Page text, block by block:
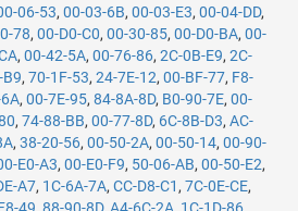
06-53,00-03-6B,00-03-E3,00-04-DD,
78,00-D0-C0,00-30-85,00-D0-BA,00-
,00-42-5A,00-76-86,2C-0B-E9,2C-
,70-1F-53,24-7E-12,00-BF-77, F8-
,00-7E-95,84-8A-8D, B0-90-7E,00-
,74-88-BB,00-77-8D, 6C-8B-D3,AC-
,38-20-56,00-50-2A,00-50-14,00-90-
E0-A3,00-E0-F9, 50-06-AB,00-50-E2,
A7, 1C-6A-7A,CC-D8-C1 ,7C-0E-CE,